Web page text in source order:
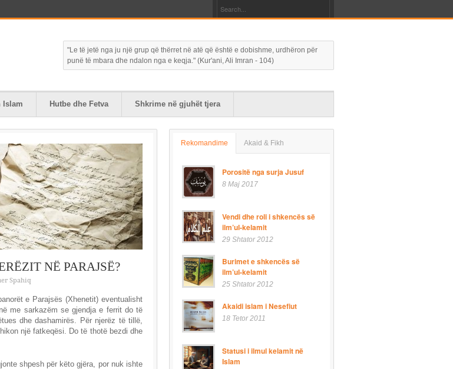
"Le të jetë nga ju një grup që thërret në atë që është e dobishme, urdhëron për
punë të mbara dhe ndalon nga e keqja." (Kur'ani, Ali Imran - 104)
Islam Hutbe dhe Fetva Shkrime në gjuhët tjera
NË PARAJSË?
Spahiq
e Parajsës (Xhenetit) eventualisht
me sarkazëm se gjendja e ferrit do të
dhe dashamirës. Për njerëz të tillë,
një fatkeqësi. Do të thotë bezdi dhe
shpesh për këto gjëra, por nuk ishte
Rekomandime Akaid & Fikh
Porositë nga surja Jusuf
8 Maj 2017
Vendi dhe roli i shkencës së
ilm’ul-kelamit
29 Shtator 2012
Burimet e shkencës së
ilm’ul-kelamit
25 Shtator 2012
Akaidi islam i Nesefiut
18 Tetor 2011
Statusi i ilmul kelamit në
Islam